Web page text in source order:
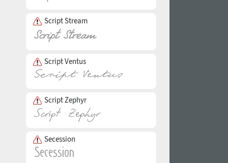
Script Stream
Script Ventus
Script Zephyr
Secession